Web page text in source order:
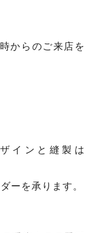
からのご来店を
インと縫製は
ーを承ります。